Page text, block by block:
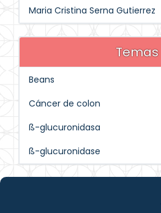
Maria Cristina Serna Gutierrez
Temas
Beans
Cáncer de colon
ß-glucuronidasa
ß-glucuronidase